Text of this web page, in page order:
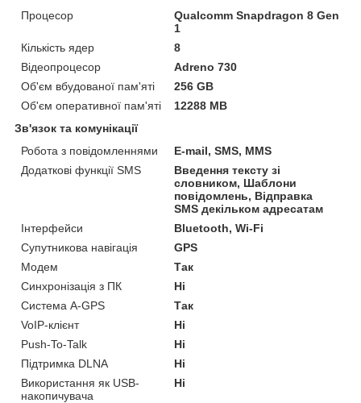
Процесор
Qualcomm Snapdragon 8 Gen
1
Кількість ядер
8
Відеопроцесор
Adreno 730
Об'єм вбудованої пам'яті
256 GB
Об'єм оперативної пам'яті
12288 MB
Зв'язок та комунікації
Робота з повідомленнями
E-mail, SMS, MMS
Додаткові функції SMS
Введення тексту зі
словником, Шаблони
повідомлень, Відправка
SMS декільком адресатам
Інтерфейси
Bluetooth, Wi-Fi
Супутникова навігація
GPS
Модем
Так
Синхронізація з ПК
Ні
Система A-GPS
Так
VoIP-клієнт
Ні
Push-To-Talk
Ні
Підтримка DLNA
Ні
Використання як USB-
накопичувача
Ні